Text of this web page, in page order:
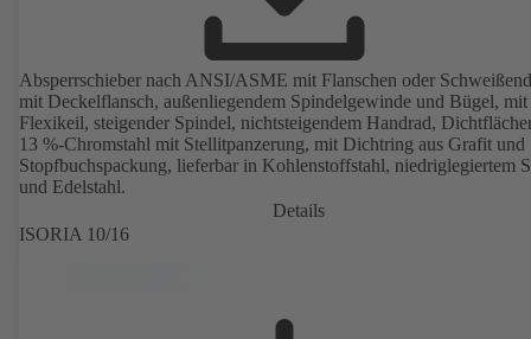
Absperrschieber nach ANSI/ASME mit Flanschen oder
mit Deckelflansch, außenliegendem Spindelgewinde und Bügel, mit
Flexikeil, steigender Spindel, nichtsteigendem Handrad,
13 %-Chromstahl mit Stellitpanzerung, mit Dichtring aus Grafit und
Stopfbuchspackung, lieferbar in Kohlenstoffstahl, niedriglegiertem
und Edelstahl.
Details
ISORIA 10/16